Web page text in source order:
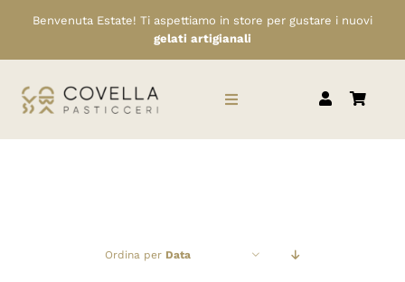
Benvenuta Estate! Ti aspettiamo in store per gustare i nuovi
gelati artigianali
Toggle
Ordina per Data